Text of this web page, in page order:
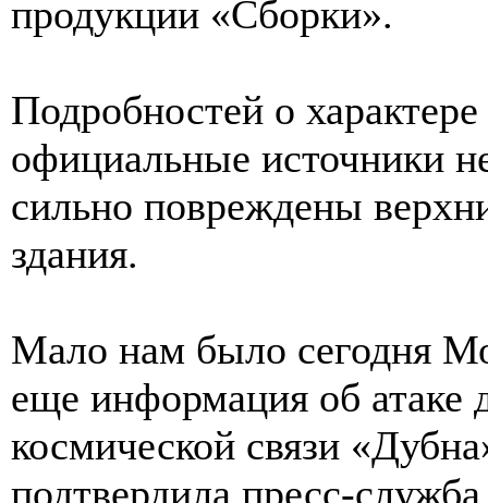
продукции «Сборки».
Подробностей о
официальные источники
сильно повреждены
здания.
Мало нам было сегодня
еще информация об
космической связи
подтвердила пресс-